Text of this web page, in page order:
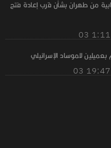
من طهران بشأن قرب إعادة فتح
بعميلين للموساد الإسرائيلي